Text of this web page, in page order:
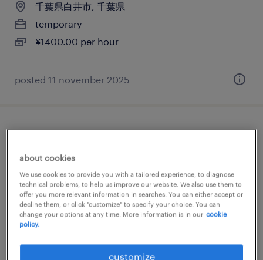
千葉県白井市, 千葉県
temporary
¥1400.00 per hour
posted 11 november 2025
物流・ロジスティクスの仕分け・ピッキン
グ・梱包、検品、入出荷
千葉県白井市, 千葉県
temporary
¥1450.00 per hour
about cookies
We use cookies to provide you with a tailored experience, to diagnose
technical problems, to help us improve our website. We also use them to
offer you more relevant information in searches. You can either accept or
decline them, or click "customize" to specify your choice. You can
change your options at any time. More information is in our cookie
policy.
customize